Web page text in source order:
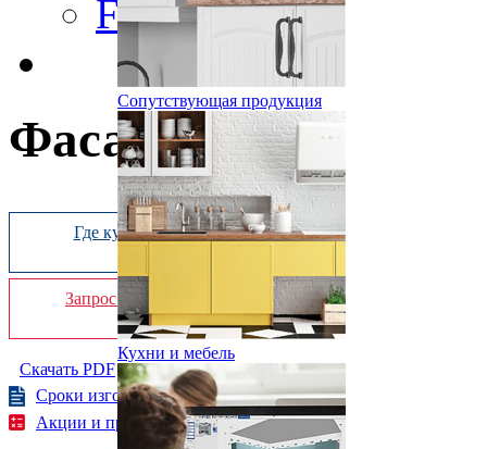
Сопутствующая продукция
Кухни и мебель
Frame
Фасад «»
Где купить
Запрос online
Скачать PDF
Сроки изготовления
Акции и предложения